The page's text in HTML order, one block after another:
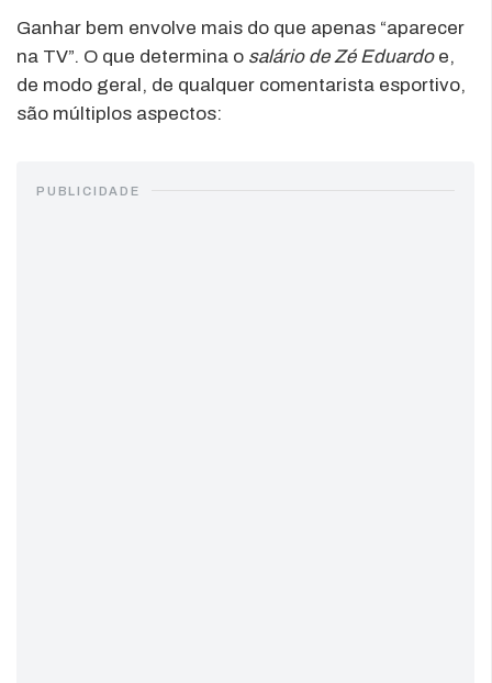
Ganhar bem envolve mais do que apenas “aparecer
na TV”. O que determina o salário de Zé Eduardoe,
de modo geral, de qualquer comentarista esportivo,
são múltiplos aspectos:
PUBLICIDADE